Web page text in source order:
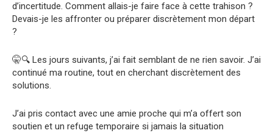
d’incertitude. Comment allais-je faire face à cette trahison ?
Devais-je les affronter ou préparer discrètement mon départ
?
🤫🔍 Les jours suivants, j’ai fait semblant de ne rien savoir. J’ai
continué ma routine, tout en cherchant discrètement des
solutions.
J’ai pris contact avec une amie proche qui m’a offert son
soutien et un refuge temporaire si jamais la situation